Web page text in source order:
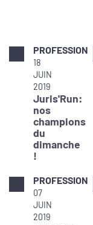
PROFESSION
18
JUIN
2019
Juris'Run:
nos
champions
du
dimanche
!
PROFESSION
07
JUIN
2019